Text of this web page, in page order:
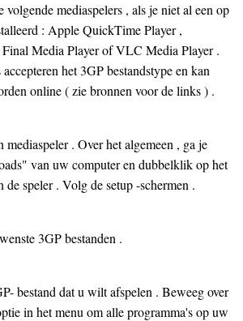
mediaspelers , als je niet al een op
: Apple QuickTime Player ,
Media Player of VLC Media Player .
het 3GP bestandstype en kan
online ( zie bronnen voor de links ) .
. Over het algemeen , ga je
van uw computer en dubbelklik op het
speler . Volg de setup -schermen .
3GP bestanden .
bestand dat u wilt afspelen . Beweeg over
in het menu om alle programma's op uw